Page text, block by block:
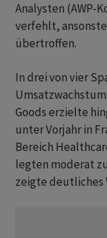
Analysten (AWP-
verfehlt,
übertroffen.
In drei von vier
Goods erzielte
unter Vorjahr in
Bereich
legten moderat
zeigte deutliches